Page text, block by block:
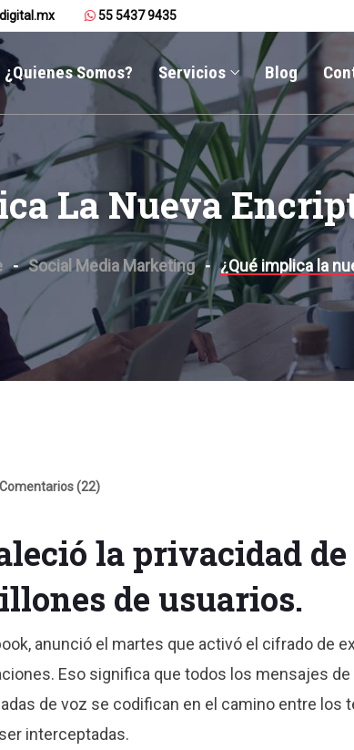
55 5437 9435
¿Quienes Somos? Servicios Blog
La Nueva
Social Media Marketing ¿Qué implica la
Comentarios (22)
la privacidad de
de usuarios.
anunció el martes que activó el cifrado de
Eso significa que todos los mensajes de
de voz se codifican en el camino entre los
interceptadas.